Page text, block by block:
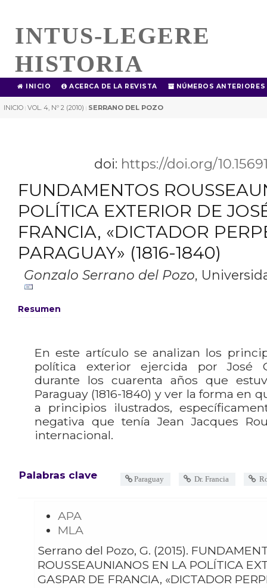
INTUS-LEGERE
HISTORIA
INICIO ACERCA DE LA REVISTA NÚMEROS ANTERIORES
INICIO | VOL. 4, Nº 2 (2010) | SERRANO DEL POZO
doi: https://doi.org/
FUNDAMENTOS
POLÍTICA EXTERIOR DE
FRANCIA, «DICTADOR
PARAGUAY» (1816-1840)
Gonzalo Serrano del Pozo,
Resumen
En este artículo se analizan los
política exterior ejercida por José
durante los cuarenta años que
Paraguay (1816-1840) y ver la forma en
a principios ilustrados,
negativa que tenía Jean Jacques
internacional.
Palabras clave Paraguay Dr. Francia
APA
MLA
Serrano del Pozo, G. (2015). FUNDAMENTOS
ROUSSEAUNIANOS EN LA POLÍTICA
GASPAR DE FRANCIA, «DICTADOR